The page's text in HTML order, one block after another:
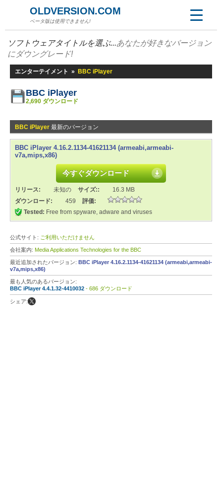
OLDVERSION.COM
ベータ版は使用できません!
ソフトウェアタイトルを選ぶ...あなたが好きなバージョン
にダウングレード!
エンターテイメント » BBC iPlayer
BBC iPlayer
2,690 ダウンロード
BBC iPlayer 最新のバージョン
BBC iPlayer 4.16.2.1134-41621134 (armeabi,armeabi-
v7a,mips,x86)
今すぐダウンロード
リリース: 未知の サイズ::
16.3 MB
ダウンロード:
459
評価:
Tested: Free from spyware, adware and viruses
公式サイト: ご利用いただけません
会社案内: Media Applications Technologies for the BBC
最近追加されたバージョン: BBC iPlayer 4.16.2.1134-41621134 (armeabi,armeabi-
v7a,mips,x86)
最も人気のあるバージョン:
BBC iPlayer 4.4.1.32-4410032 - 686 ダウンロード
シェア: